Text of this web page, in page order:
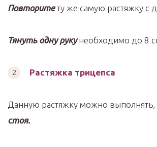
Повторитету же самую растяжку с
Тянуть одну рукунеобходимо до 8
Растяжка трицепса
Данную растяжку можно выполнять,
стоя.